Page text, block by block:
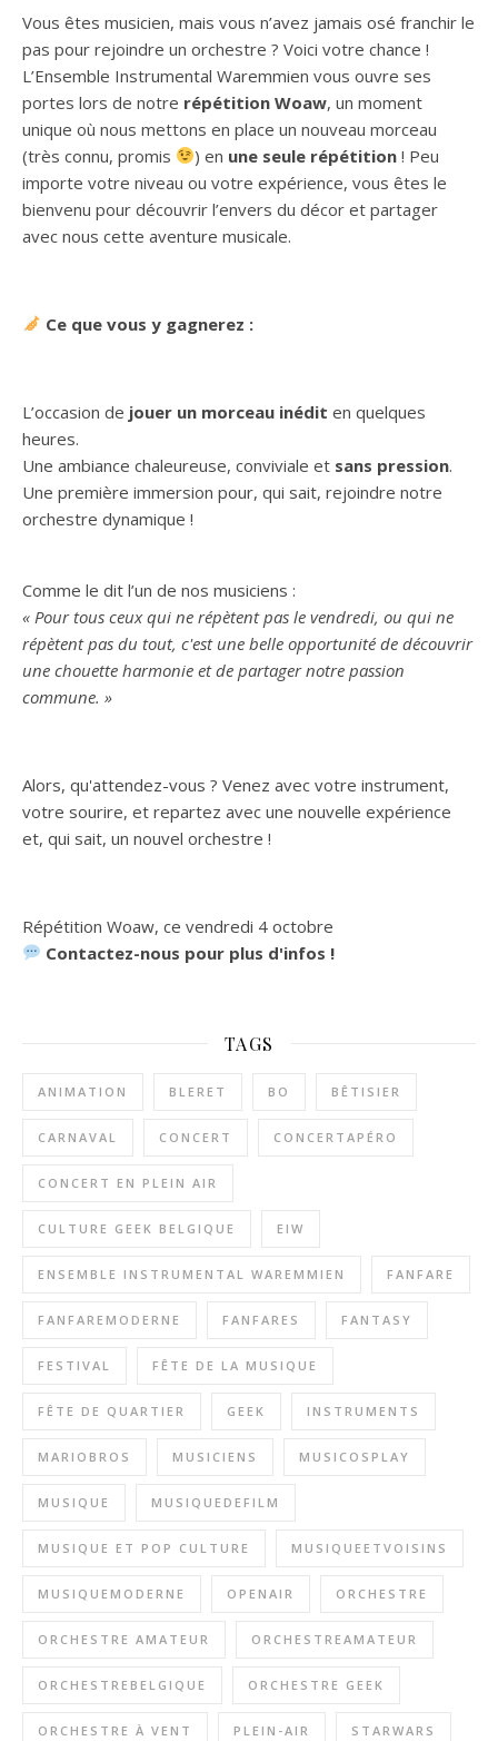
Vous êtes musicien, mais vous n’avez jamais osé franchir le
pas pour rejoindre un orchestre ? Voici votre chance !
L’Ensemble Instrumental Waremmien vous ouvre ses
portes lors de notre répétition Woaw, un moment
unique où nous mettons en place un nouveau morceau
(très connu, promis
) en une seule répétition ! Peu
importe votre niveau ou votre expérience, vous êtes le
bienvenu pour découvrir l’envers du décor et partager
avec nous cette aventure musicale.
Ce que vous y gagnerez :
L’occasion de jouer un morceau inédit en quelques
heures.
Une ambiance chaleureuse, conviviale et sans pression.
Une première immersion pour, qui sait, rejoindre notre
orchestre dynamique !
Comme le dit l’un de nos musiciens :
« Pour tous ceux qui ne répètent pas le vendredi, ou qui ne
répètent pas du tout, c'est une belle opportunité de découvrir
une chouette harmonie et de partager notre passion
commune. »
Alors, qu'attendez-vous ? Venez avec votre instrument,
votre sourire, et repartez avec une nouvelle expérience
et, qui sait, un nouvel orchestre !
Répétition Woaw, ce vendredi 4 octobre
Contactez-nous pour plus d'infos !
TAGS
ANIMATION BLERET BO BÊTISIER
CARNAVAL CONCERT CONCERTAPÉRO
CONCERT EN PLEIN AIR
CULTURE GEEK BELGIQUE EIW
ENSEMBLE INSTRUMENTAL WAREMMIEN FANFARE
FANFAREMODERNE FANFARES FANTASY
FESTIVAL FÊTE DE LA MUSIQUE
FÊTE DE QUARTIER GEEK INSTRUMENTS
MARIOBROS MUSICIENS MUSICOSPLAY
MUSIQUE MUSIQUEDEFILM
MUSIQUE ET POP CULTURE MUSIQUEETVOISINS
MUSIQUEMODERNE OPENAIR ORCHESTRE
ORCHESTRE AMATEUR ORCHESTREAMATEUR
ORCHESTREBELGIQUE ORCHESTRE GEEK
ORCHESTRE À VENT PLEIN-AIR STARWARS